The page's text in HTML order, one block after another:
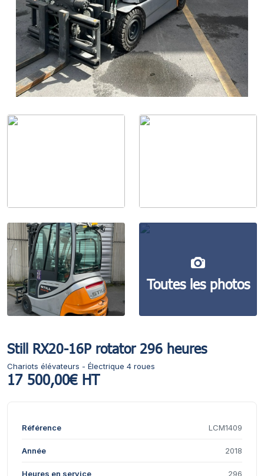
Toutes les photos
Still RX20-16P rotator 296 heures
Chariots élévateurs - Électrique 4 roues
17 500,00€ HT
Référence LCM1409
Année 2018
Heures en service 296